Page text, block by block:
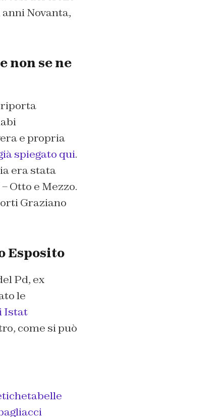
Novanta,
non se ne
riporta
e propria
spiegato qui.
era stata
Otto e Mezzo.
Graziano
Esposito
Pd, ex
le
Istat
come si può